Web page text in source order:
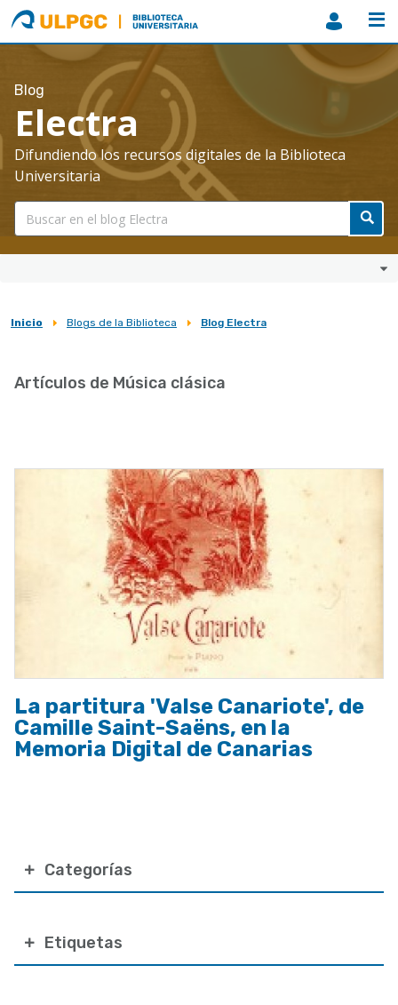
ULPGC
Biblioteca
ULPGC
Blog
Electra
Difundiendo los recursos digitales de la Biblioteca
Universitaria
Sobrescribir
de
la
navegación
Inicio Blogs de la Biblioteca Blog Electra
Categorías
Etiquetas
Artículos de Música clásica
La partitura 'Valse Canariote', de
Camille Saint-Saëns, en la
Memoria Digital de Canarias